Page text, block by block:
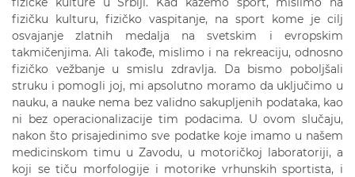
fizičku kulturu, fizičko vaspitanje, na sport kome je cilj
osvajanje zlatnih medalja na svetskim i evropskim
takmičenjima. Ali takođe, mislimo i na rekreaciju, odnosno
fizičko vežbanje u smislu zdravlja. Da bismo poboljšali
struku i pomogli joj, mi apsolutno moramo da uključimo u
nauku, a nauke nema bez validno sakupljenih podataka, kao
ni bez operacionalizacije tim podacima. U ovom slučaju,
nakon što prisajedinimo sve podatke koje imamo u našem
medicinskom timu u Zavodu, u motoričkoj laboratoriji, a
koji se tiču morfologije i motorike vrhunskih sportista, i